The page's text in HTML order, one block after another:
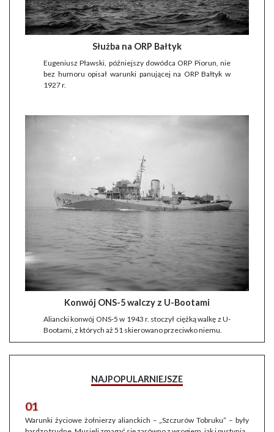
Służba na ORP Bałtyk
Eugeniusz Pławski, późniejszy dowódca ORP Piorun, nie
bez humoru opisał warunki panującej na ORP Bałtyk w
1927 r.
Konwój ONS-5 walczy z U-Bootami
Aliancki konwój ONS-5 w 1943 r. stoczył ciężką walkę z U-
Bootami, z których aż 51 skierowano przeciwko niemu.
NAJPOPULARNIEJSZE
01
Warunki życiowe żołnierzy alianckich – „Szczurów Tobruku” – były